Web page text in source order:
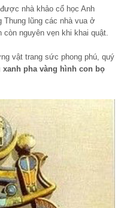
được nhà khảo cổ học Anh
Thung lũng các nhà vua ở
còn nguyên vẹn khi khai quật.
vật trang sức phong phú, quý
xanh pha vàng hình con bọ